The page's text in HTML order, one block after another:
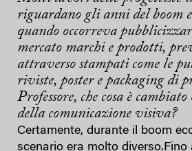
riguardano gli anni del boom
quando occorreva
mercato marchi e prodotti,
attraverso stampati come le
riviste, poster e packaging di
Professore, che cosa è
della comunicazione visiva?
Certamente, durante il boom
scenario era molto diverso.Fino